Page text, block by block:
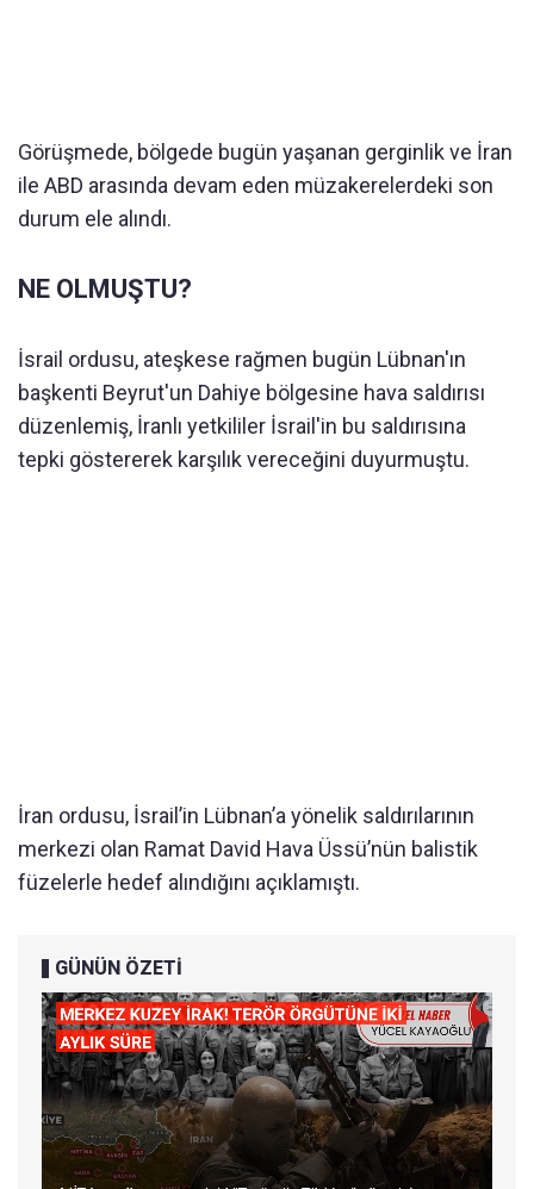
Görüşmede, bölgede bugün yaşanan gerginlik ve İran
ile ABD arasında devam eden müzakerelerdeki son
durum ele alındı.
NE OLMUŞTU?
İsrail ordusu, ateşkese rağmen bugün Lübnan'ın
başkenti Beyrut'un Dahiye bölgesine hava saldırısı
düzenlemiş, İranlı yetkililer İsrail'in bu saldırısına
tepki göstererek karşılık vereceğini duyurmuştu.
İran ordusu, İsrail’in Lübnan’a yönelik saldırılarının
merkezi olan Ramat David Hava Üssü’nün balistik
füzelerle hedef alındığını açıklamıştı.
GÜNÜN ÖZETİ